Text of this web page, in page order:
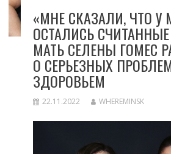
«МНЕ СКАЗАЛИ, ЧТО У
ОСТАЛИСЬ
МАТЬ СЕЛЕНЫ ГОМЕС
О СЕРЬЕЗНЫХ
ЗДОРОВЬЕМ
22.11.2022 WHEREMINSK